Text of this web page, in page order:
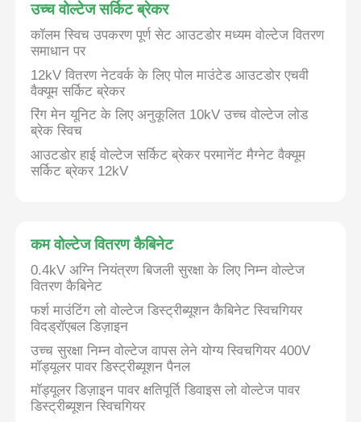
हमारे बारे में
फैक्टरी यात्रा
गुणवत्ता नियंत्रण
हमसे संपर्क करें
सभी मामलों
एक बोली का अनुरोध
मध्यम वोल्टेज स्विचगियर
उच्च वोल्टेज सर्किट ब्रेकर
कॉलम स्विच उपकरण पूर्ण सेट आउटडोर मध्यम वोल्टेज वितरण
समाधान पर
12kV वितरण नेटवर्क के लिए पोल माउंटेड आउटडोर एचवी
वैक्यूम सर्किट ब्रेकर
रिंग मेन यूनिट के लिए अनुकूलित 10kV उच्च वोल्टेज लोड
ब्रेक स्विच
आउटडोर हाई वोल्टेज सर्किट ब्रेकर परमानेंट मैग्नेट वैक्यूम
सर्किट ब्रेकर 12kV
कम वोल्टेज वितरण कैबिनेट
0.4kV अग्नि नियंत्रण बिजली सुरक्षा के लिए निम्न वोल्टेज
वितरण कैबिनेट
फर्श माउंटिंग लो वोल्टेज डिस्ट्रीब्यूशन कैबिनेट स्विचगियर
विदड्रॉएबल डिज़ाइन
उच्च सुरक्षा निम्न वोल्टेज वापस लेने योग्य स्विचगियर 400V
मॉड्यूलर पावर डिस्ट्रीब्यूशन पैनल
मॉड्यूलर डिज़ाइन पावर क्षतिपूर्ति डिवाइस लो वोल्टेज पावर
डिस्ट्रीब्यूशन स्विचगियर